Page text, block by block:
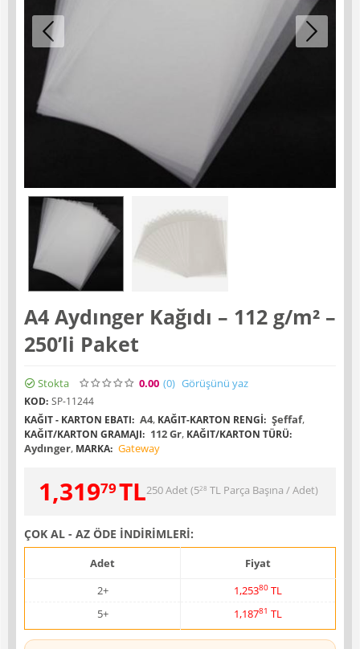
A4 Aydınger Kağıdı – 112 g/m² –
250’li Paket
Stokta 0.00 (0) Görüşünü yaz
KOD: SP-11244
KAĞIT - KARTON EBATI: A4, KAĞIT-KARTON RENGI: Şeffaf,
KAĞIT/KARTON GRAMAJI: 112 Gr, KAĞIT/KARTON TÜRÜ:
Aydınger, MARKA: Gateway
1,31979TL250 Adet (528 TLParça Başına / Adet)
ÇOK AL - AZ ÖDE İNDİRİMLERİ:
Adet
Fiyat
2+
1,25380 TL
5+
1,18781 TL